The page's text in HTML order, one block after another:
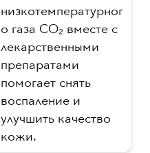
низкотемпературног
о газа CO₂ вместе с
лекарственными
препаратами
помогает снять
воспаление и
улучшить качество
кожи.